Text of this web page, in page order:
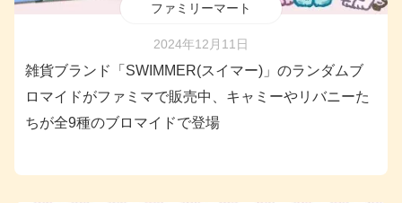
ファミリーマート
2024年12月11日
雑貨ブランド「SWIMMER(スイマー)」のランダムブ
ロマイドがファミマで販売中、キャミーやリバニーた
ちが全9種のブロマイドで登場